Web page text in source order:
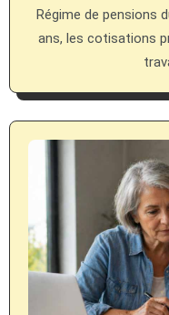
Régime de pensions
ans, les cotisations